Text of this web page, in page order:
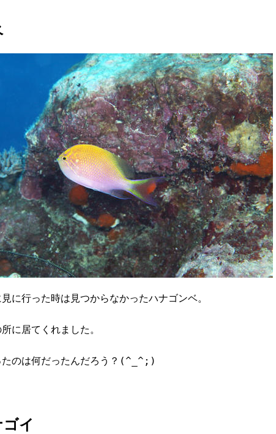
に行った時は見つからなかったハナゴンベ。
に居てくれました。
たのは何だったんだろう？(^_^;)
イ